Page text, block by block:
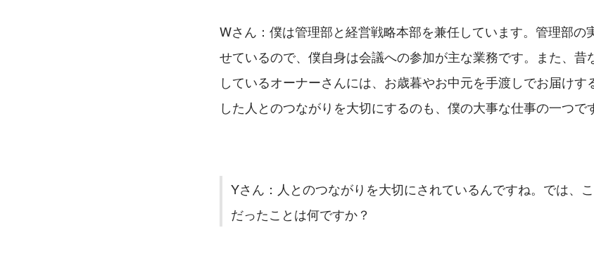
Wさん：僕は管理部と経営戦略本部を兼任しています。管理部の
せているので、僕自身は会議への参加が主な業務です。また、昔
しているオーナーさんには、お歳暮やお中元を手渡しでお届けす
した人とのつながりを大切にするのも、僕の大事な仕事の一つで
Yさん：人とのつながりを大切にされているんですね。では、
だったことは何ですか？